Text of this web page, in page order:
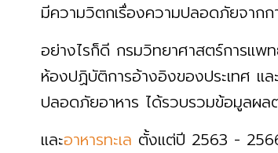
มีความวิตกเรื่องความปลอดภัยจาก
อย่างไรก็ดี กรมวิทยาศาสตร์การแ
ห้องปฏิบัติการอ้างอิงของประเทศ แ
ปลอดภัยอาหาร ได้รวบรวมข้อมูลผล
และอาหารทะเล ตั้งแต่ปี 2563 -